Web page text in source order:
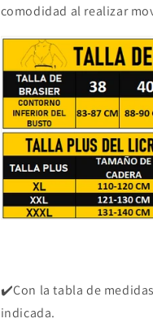
comodidad al realizar
✔️Con la tabla de
indicada.